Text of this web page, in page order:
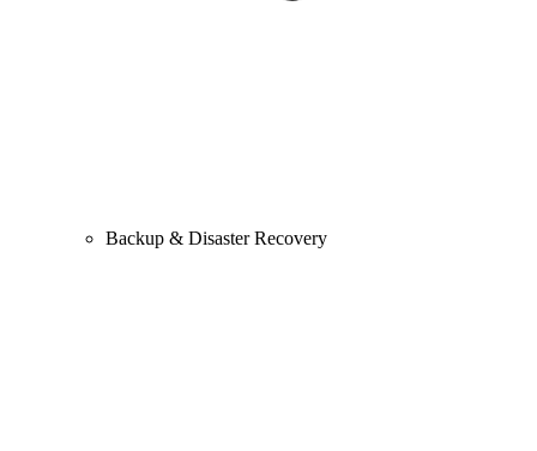
Backup & Disaster Recovery